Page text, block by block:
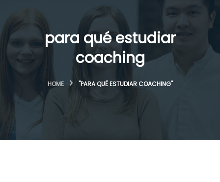
para qué estudiar
coaching
HOME "PARA QUÉ ESTUDIAR COACHING"